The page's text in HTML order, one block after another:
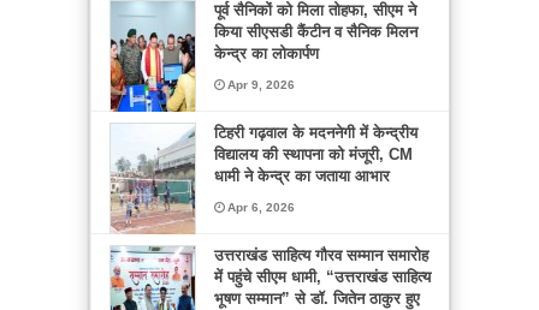
पूर्व सैनिकों को मिला तोहफा, सीएम ने
किया सीएसडी कैंटीन व सैनिक मिलन
केन्द्र का लोकार्पण
Apr 9, 2026
टिहरी गढ़वाल के मदननेगी में केन्द्रीय
विद्यालय की स्थापना को मंजूरी, CM
धामी ने केन्द्र का जताया आभार
Apr 6, 2026
उत्तराखंड साहित्य गौरव सम्मान समारोह
में पहुंचे सीएम धामी, “उत्तराखंड साहित्य
भूषण सम्मान” से डॉ. जितेन ठाकुर हुए